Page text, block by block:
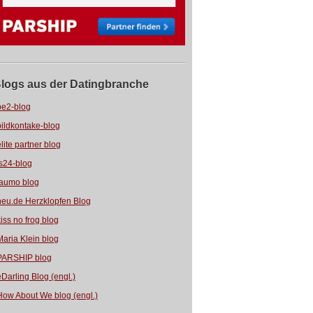
aus der Datingbranche
blog
blog
partner blog
blog
blog
Herzklopfen Blog
no frog blog
Klein blog
blog
Blog (engl.)
About We blog (engl.)